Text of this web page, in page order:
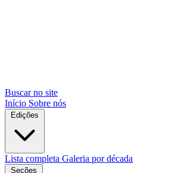
Buscar no site
Início Sobre nós
Edições
Lista completa Galeria por década
Seções